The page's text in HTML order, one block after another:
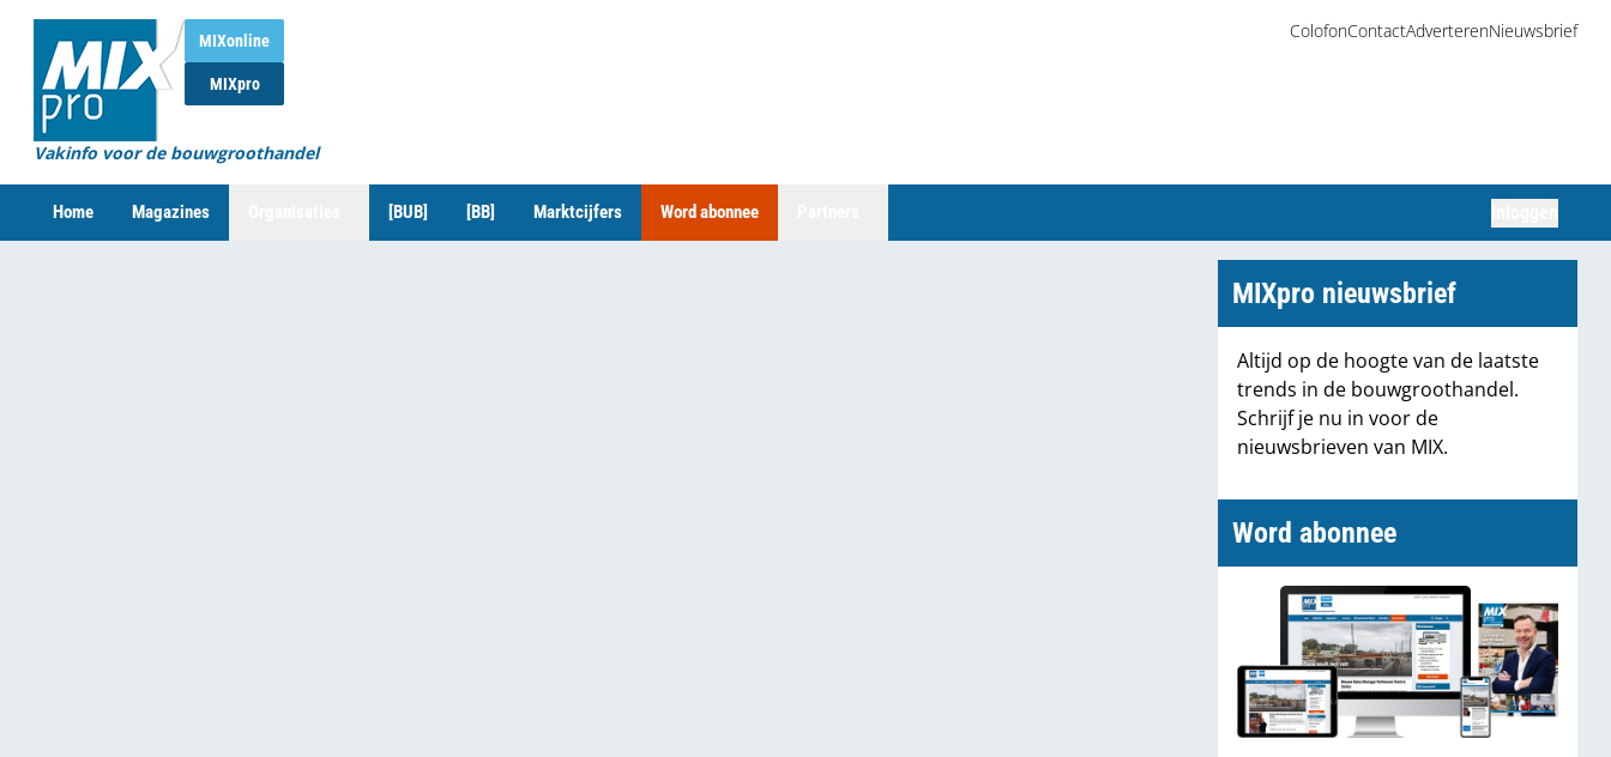
MIXonline
MIXpro
Vakinfo voor de bouwgroothandel
ColofonContactAdverterenNieuwsbrief
Home Magazines [BUB] [BB] Marktcijfers Word abonnee
MIXpro nieuwsbrief
Altijd op de hoogte van de laatste
trends in de bouwgroothandel.
Schrijf je nu in voor de
nieuwsbrieven van MIX.
Word abonnee